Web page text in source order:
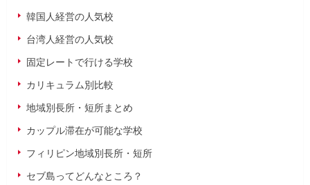
韓国人経営の人気校
台湾人経営の人気校
固定レートで行ける学校
カリキュラム別比較
地域別長所・短所まとめ
カップル滞在が可能な学校
フィリピン地域別長所・短所
セブ島ってどんなところ？